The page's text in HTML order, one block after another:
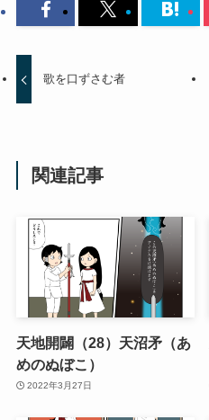
歌を口ずさむ者
関連記事
天地開闢（28）天沼矛（あ
めのぬぼこ）
2022年3月27日